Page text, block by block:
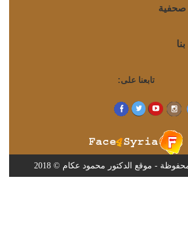
تابعنا على:
- موقع الدكتور محمود عكام © 2018